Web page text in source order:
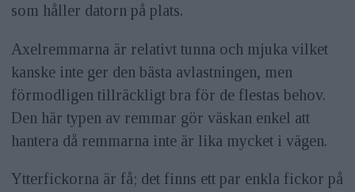
som håller datorn på plats.
Axelremmarna är relativt tunna och mjuka vilket
kanske inte ger den bästa avlastningen, men
förmodligen tillräckligt bra för de flestas behov.
Den här typen av remmar gör väskan enkel att
hantera då remmarna inte är lika mycket i vägen.
Ytterfickorna är få; det finns ett par enkla fickor på